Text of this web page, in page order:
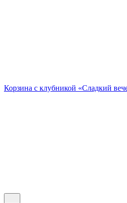
Корзина с клубникой «Сладкий